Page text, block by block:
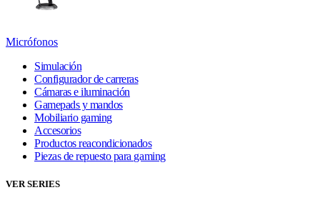
Micrófonos
Simulación
Configurador de carreras
Cámaras e iluminación
Gamepads y mandos
Mobiliario gaming
Accesorios
Productos reacondicionados
Piezas de repuesto para gaming
VER SERIES